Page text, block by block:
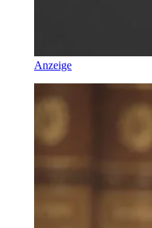
Anzeige